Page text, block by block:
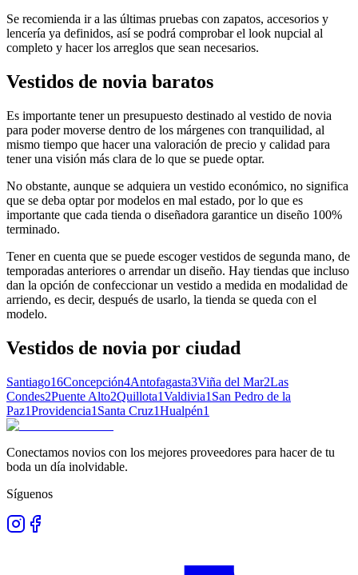
Se recomienda ir a las últimas pruebas con zapatos, accesorios y
lencería ya definidos, así se podrá comprobar el look nupcial al
completo y hacer los arreglos que sean necesarios.
Vestidos de novia baratos
Es importante tener un presupuesto destinado al vestido de novia
para poder moverse dentro de los márgenes con tranquilidad, al
mismo tiempo que hacer una valoración de precio y calidad para
tener una visión más clara de lo que se puede optar.
No obstante, aunque se adquiera un vestido económico, no significa
que se deba optar por modelos en mal estado, por lo que es
importante que cada tienda o diseñadora garantice un diseño 100%
terminado.
Tener en cuenta que se puede escoger vestidos de segunda mano, de
temporadas anteriores o arrendar un diseño. Hay tiendas que incluso
dan la opción de confeccionar un vestido a medida en modalidad de
arriendo, es decir, después de usarlo, la tienda se queda con el
modelo.
Vestidos de novia por ciudad
Santiago16Concepción4Antofagasta3Viña del Mar2Las
Condes2Puente Alto2Quillota1Valdivia1 San Pedro de la
Paz1Providencia1 Santa Cruz1Hualpén1
Conectamos novios con los mejores proveedores para hacer de tu
boda un día inolvidable.
Síguenos